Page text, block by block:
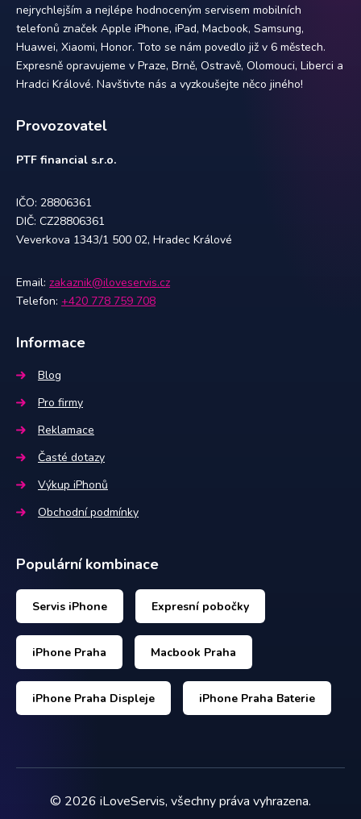
nejrychlejším a nejlépe hodnoceným servisem mobilních
telefonů značek Apple iPhone, iPad, Macbook, Samsung,
Huawei, Xiaomi, Honor. Toto se nám povedlo již v 6 městech.
Expresně opravujeme v Praze, Brně, Ostravě, Olomouci, Liberci a
Hradci Králové. Navštivte nás a vyzkoušejte něco jiného!
Provozovatel
PTF financial s.r.o.
IČO: 28806361
DIČ: CZ28806361
Veverkova 1343/1 500 02, Hradec Králové
Email: zakaznik@iloveservis.cz
Telefon: +420 778 759 708
Informace
Blog
Pro firmy
Reklamace
Časté dotazy
Výkup iPhonů
Obchodní podmínky
Populární kombinace
Servis iPhone Expresní pobočky
iPhone Praha Macbook Praha
iPhone Praha Displeje iPhone Praha Baterie
© 2026 iLoveServis, všechny práva vyhrazena.